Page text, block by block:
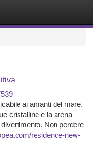
ai amanti del mare.
cristalline e la arena
Non perdere
residence-new-